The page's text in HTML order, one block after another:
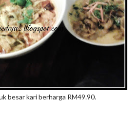
besar kari berharga RM49.90.